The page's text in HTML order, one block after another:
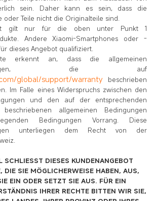
sein. Daher kann es sein, dass die
oder Teile nicht die Originalteile sind.
gilt nur für die oben unter Punkt 1
Andere Xiaomi-Smartphones oder -
dieses Angebot qualifiziert.
erkennt an, dass die allgemeinen
die auf
global/support/warrantybeschrieben
Im Falle eines Widerspruchs zwischen den
und den auf der entsprechenden
allgemeinen Bedingungen
Bedingungen Vorrang. Diese
unterliegen dem Recht von der
SCHLIESST DIESES KUNDENANGEBOT
DIE SIE MÖGLICHERWEISE HABEN, AUS,
EIN ODER SETZT SIE AUS. FÜR EIN
IHRER RECHTE BITTEN WIR SIE,